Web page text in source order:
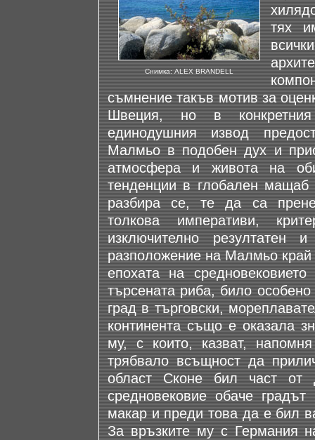
Снимка: ALEX BRANDELL
тях
съмнение такъв мотив за
Швеция, но в
единодушния извод
Малмьо в подобен дух и
атмосфера и живота на
тенденции в глобален мащаб
разбира се, те да са
толкова императиви,
изключително
разположение на Малмьо край
епохата на
търсената риба, било
град в търговски,
континента също е оказала
му, с които, казват,
трябвало всъщност да
област Сконе бил част
средновековие обаче
макар и преди това да е бил
За връзките му с Германия